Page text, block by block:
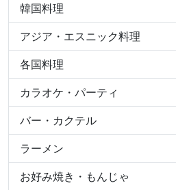
韓国料理
アジア・エスニック料理
各国料理
カラオケ・パーティ
バー・カクテル
ラーメン
お好み焼き・もんじゃ